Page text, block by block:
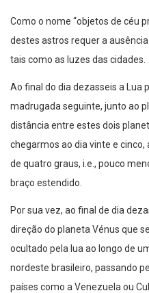
Como o nome “objetos de céu
destes astros requer a
tais como as luzes das cidades.
Ao final do dia dezasseis a Lua
madrugada seguinte, junto ao
distância entre estes dois
chegarmos ao dia vinte e
de quatro graus, i.e., pouco
braço estendido.
Por sua vez, ao final de dia
direção do planeta Vénus que
ocultado pela lua ao longo de
nordeste brasileiro, passando
países como a Venezuela ou